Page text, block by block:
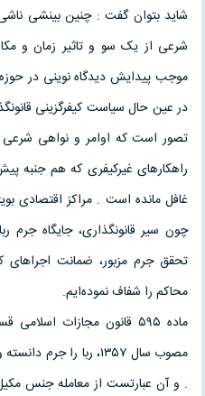
شاید بتوان گفت : چنین بینشی ناشی
شرعی از یک سو و تاثیر زمان و
موجب پیدایش دیدگاه نوینی در
در عین حال سیاست کیفرگزینی
تصور است که اوامر و نواهی شرعی
راهکارهای غیرکیفری که هم جنبه
غافل مانده است . مراکز اقتصادی
چون سیر قانونگذاری، جایگاه جرم
تحقق جرم مزبور، ضمانت
محاکم را شفاف نموده‌ایم.
ماده ۵۹۵ قانون مجازات
مصوب سال ۱۳۵۷، ربا را
. و آن عبارتست از معامله جنس